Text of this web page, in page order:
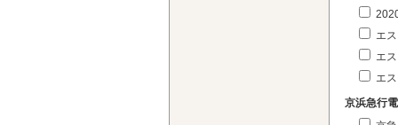
エ
エ
エ
京浜急行